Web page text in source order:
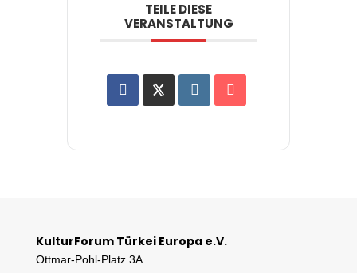
TEILE DIESE
VERANSTALTUNG
KulturForum Türkei Europa e.V.
Ottmar-Pohl-Platz 3A